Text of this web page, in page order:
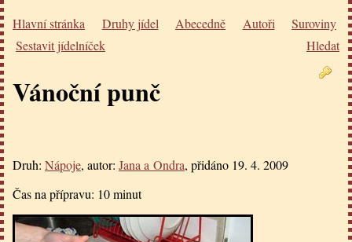
Hlavní stránka Druhy jídel Abecedně Autoři
Suroviny
Sestavit jídelníček
Hledat
Vánoční punč
Druh: Nápoje, autor: Jana a Ondra, přidáno 19. 4. 2009
Čas na přípravu: 10 minut